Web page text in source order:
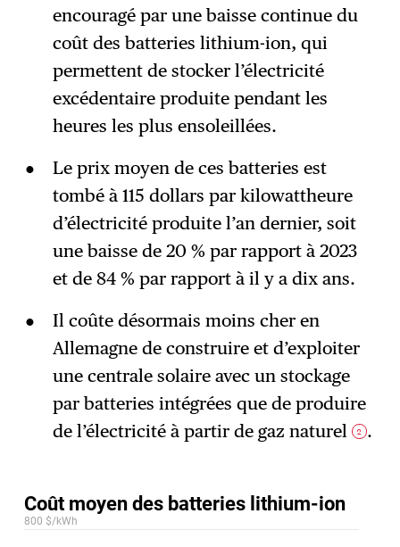
encouragé par une baisse continue du
coût des batteries lithium-ion, qui
permettent de stocker l’électricité
excédentaire produite pendant les
heures les plus ensoleillées.
Le prix moyen de ces batteries est
tombé à 115 dollars par kilowattheure
d’électricité produite l’an dernier, soit
une baisse de 20 % par rapport à 2023
et de 84 % par rapport à il y a dix ans.
Il coûte désormais moins cher en
Allemagne de construire et d’exploiter
une centrale solaire avec un stockage
par batteries intégrées que de produire
de l’électricité à partir de gaz naturel
2 .